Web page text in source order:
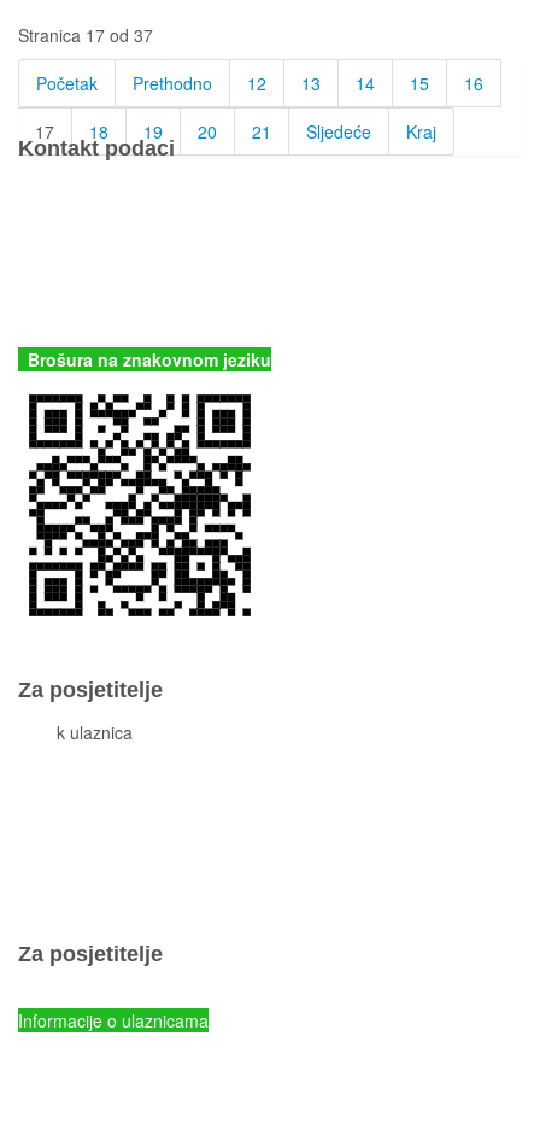
Stranica 17 od 37
Početak
Prethodno 12 13 14 15
16
17
18 19 20 21 Sljedeće Kraj
Kontakt podaci
Brošura na znakovnom jeziku
Za posjetitelje
k ulaznica
Za posjetitelje
Informacije o ulaznicama